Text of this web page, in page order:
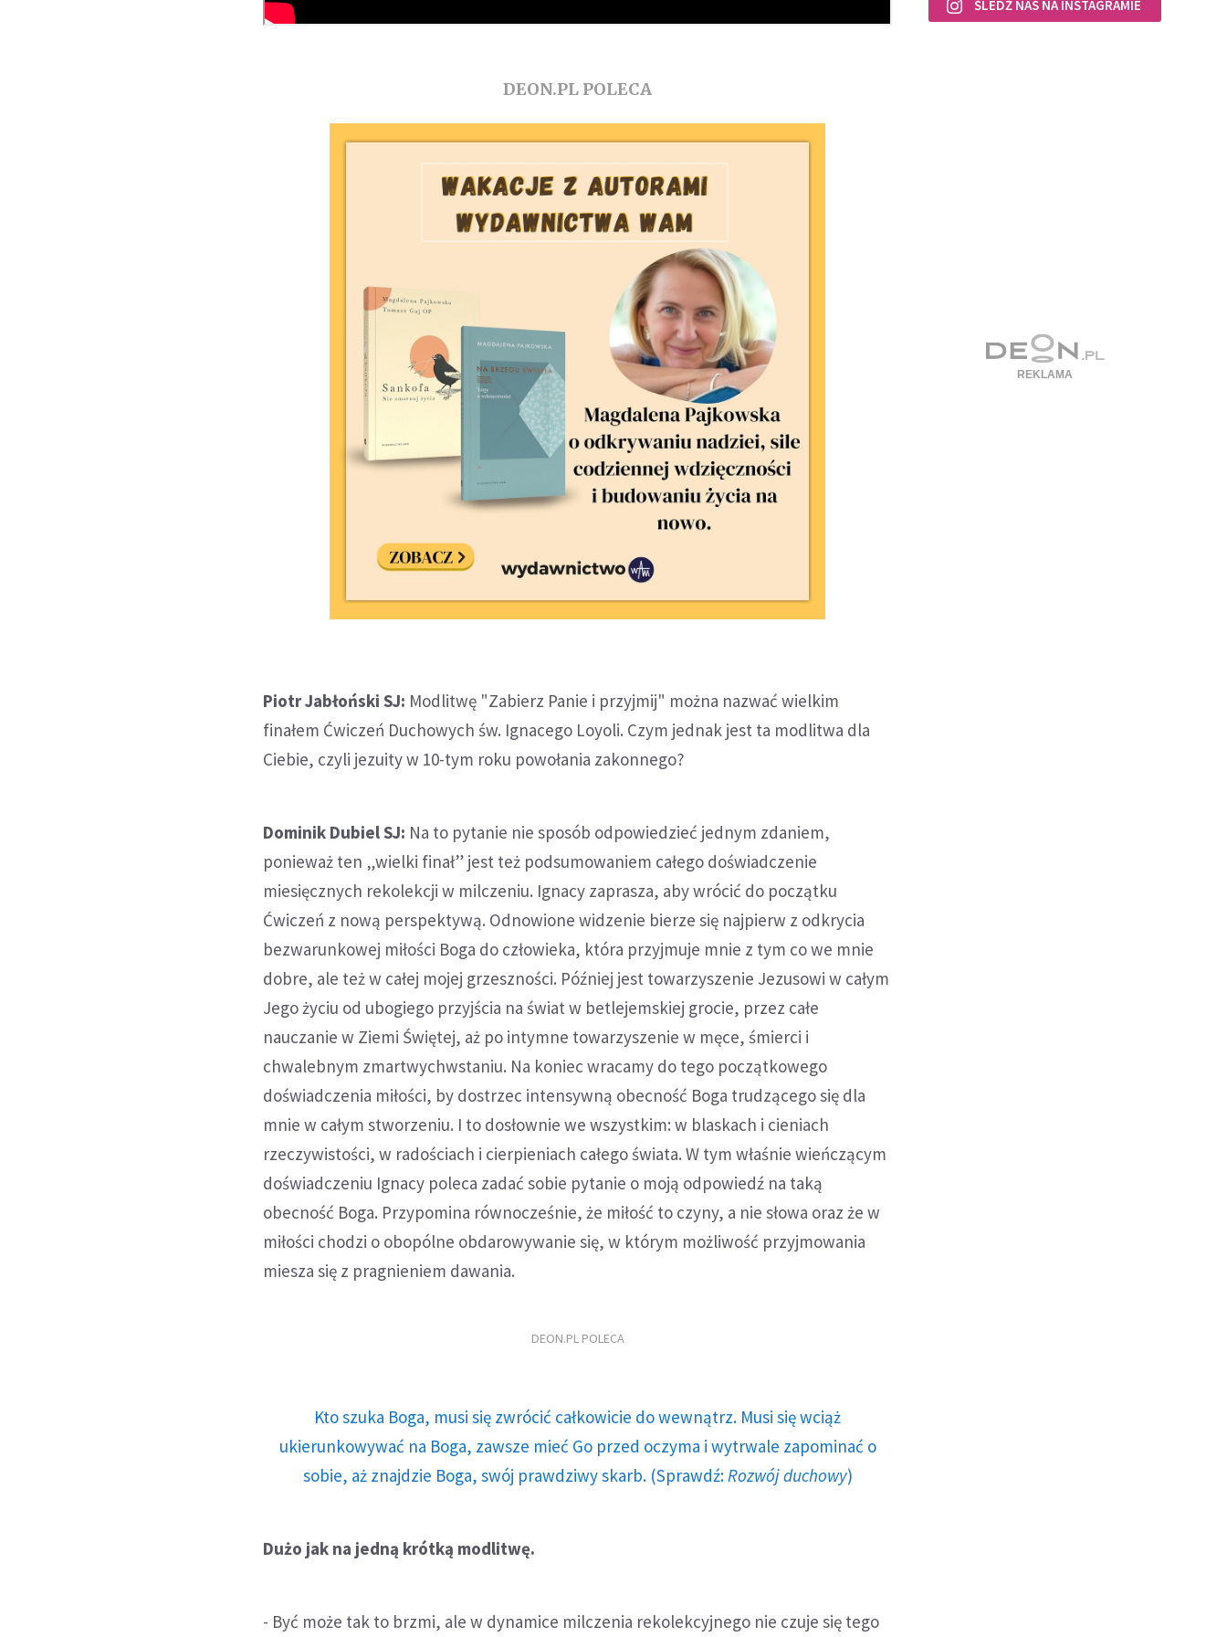
DEON.PL POLECA
Piotr Jabłoński SJ: Modlitwę "Zabierz Panie i przyjmij" można nazwać wielkim
finałem Ćwiczeń Duchowych św. Ignacego Loyoli. Czym jednak jest ta modlitwa dla
Ciebie, czyli jezuity w 10-tym roku powołania zakonnego?
Dominik Dubiel SJ: Na to pytanie nie sposób odpowiedzieć jednym zdaniem,
ponieważ ten „wielki finał” jest też podsumowaniem całego doświadczenie
miesięcznych rekolekcji w milczeniu. Ignacy zaprasza, aby wrócić do początku
Ćwiczeń z nową perspektywą. Odnowione widzenie bierze się najpierw z odkrycia
bezwarunkowej miłości Boga do człowieka, która przyjmuje mnie z tym co we mnie
dobre, ale też w całej mojej grzeszności. Później jest towarzyszenie Jezusowi w całym
Jego życiu od ubogiego przyjścia na świat w betlejemskiej grocie, przez całe
nauczanie w Ziemi Świętej, aż po intymne towarzyszenie w męce, śmierci i
chwalebnym zmartwychwstaniu. Na koniec wracamy do tego początkowego
doświadczenia miłości, by dostrzec intensywną obecność Boga trudzącego się dla
mnie w całym stworzeniu. I to dosłownie we wszystkim: w blaskach i cieniach
rzeczywistości, w radościach i cierpieniach całego świata. W tym właśnie wieńczącym
doświadczeniu Ignacy poleca zadać sobie pytanie o moją odpowiedź na taką
obecność Boga. Przypomina równocześnie, że miłość to czyny, a nie słowa oraz że w
miłości chodzi o obopólne obdarowywanie się, w którym możliwość przyjmowania
miesza się z pragnieniem dawania.
DEON.PL POLECA
Kto szuka Boga, musi się zwrócić całkowicie do wewnątrz. Musi się wciąż
ukierunkowywać na Boga, zawsze mieć Go przed oczyma i wytrwale zapominać o
sobie, aż znajdzie Boga, swój prawdziwy skarb. (Sprawdź: Rozwój duchowy)
Dużo jak na jedną krótką modlitwę.
- Być może tak to brzmi, ale w dynamice milczenia rekolekcyjnego nie czuje się tego
ŚLEDŹ NAS NA INSTAGRAMIE